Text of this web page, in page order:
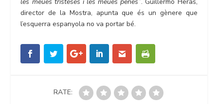
director de la Mostra, apunta que és un gènere que
l’esquerra espanyola no va portar bé.
RATE: